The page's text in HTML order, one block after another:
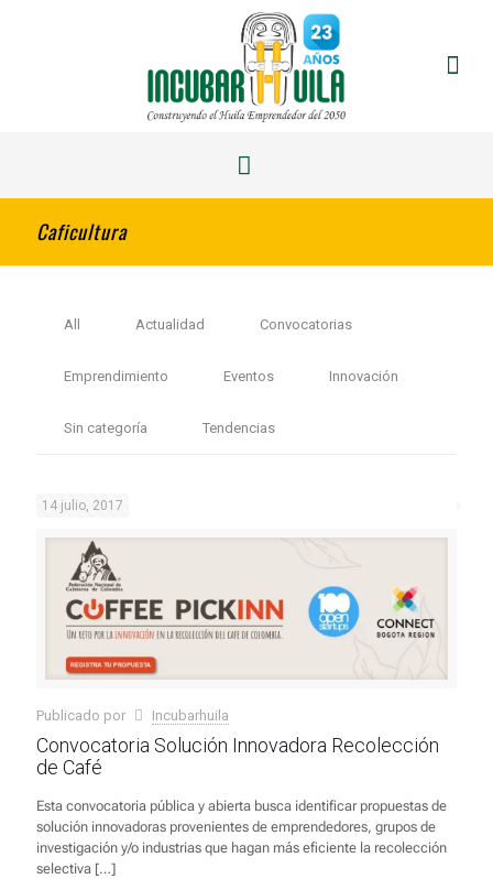
Caficultura
All Actualidad Convocatorias
Emprendimiento Eventos Innovación
Sin categoría Tendencias
14 julio, 2017
Publicado por Incubarhuila
Convocatoria Solución Innovadora Recolección
de Café
Esta convocatoria pública y abierta busca identificar propuestas de
solución innovadoras provenientes de emprendedores, grupos de
investigación y/o industrias que hagan más eficiente la recolección
selectiva […]